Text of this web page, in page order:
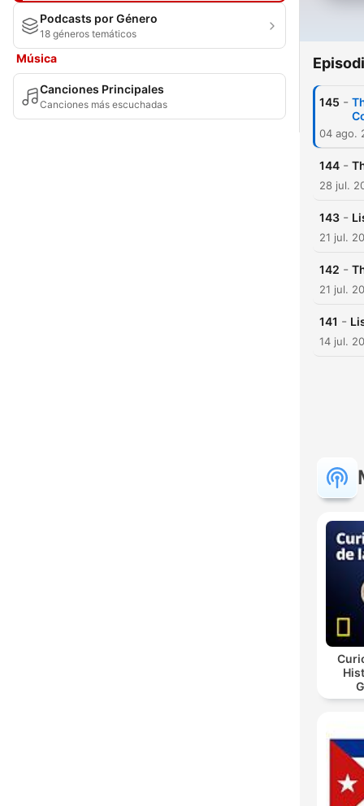
Podcasts por Género
18 géneros temáticos
Música
Canciones Principales
Canciones más escuchadas 145 -
04 ago.
144 -
28 jul.
143 -
21 jul.
142 -
21 jul.
141 -
14 jul.